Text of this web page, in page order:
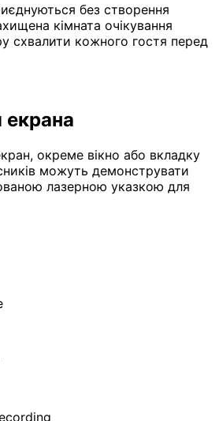
без створення
кімната очікування
схвалити кожного гостя перед
екрана
окреме вікно або вкладку
можуть демонструвати
лазерною указкою для